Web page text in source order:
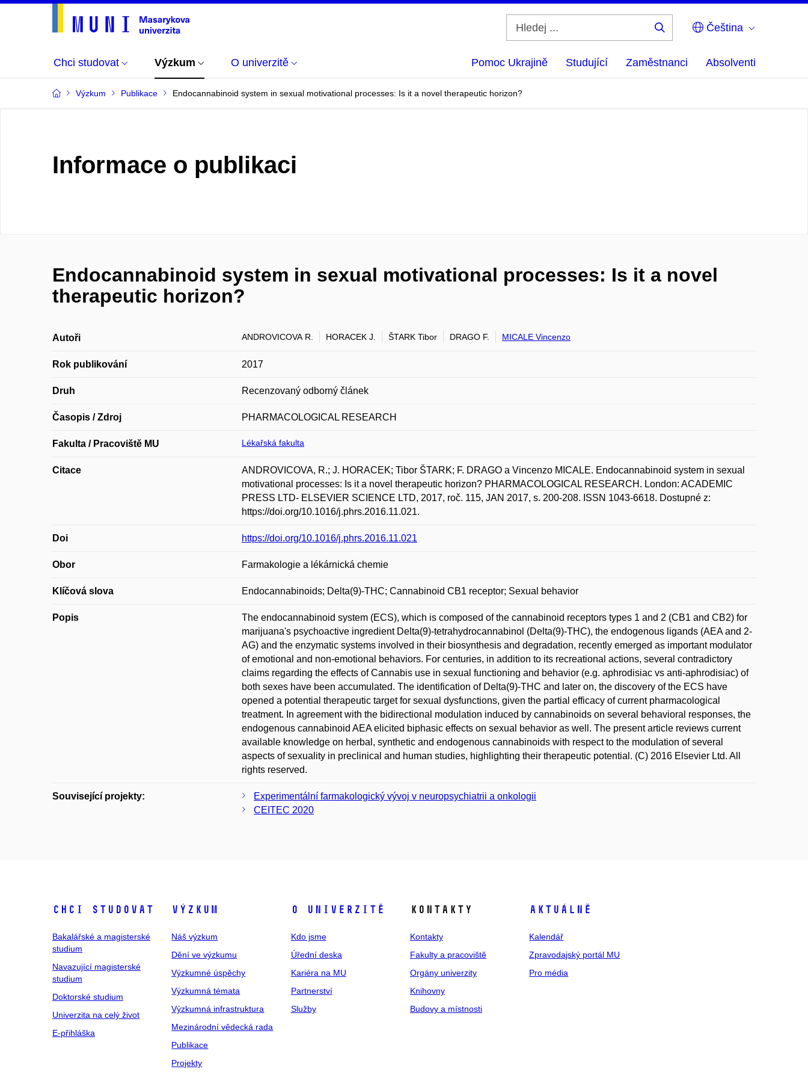
Čeština
Chci studovat Výzkum O univerzitě Pomoc Ukrajině Studující Zaměstnanci Absolventi
Výzkum Publikace Endocannabinoid system in sexual motivational processes: Is it a novel therapeutic horizon?
Informace o publikaci
Endocannabinoid system in sexual motivational processes: Is it a novel
therapeutic horizon?
Autoři ANDROVICOVA R. HORACEK J. ŠTARK Tibor DRAGO F. MICALE Vincenzo
Rok publikování 2017
Druh Recenzovaný odborný článek
Časopis / Zdroj PHARMACOLOGICAL RESEARCH
Fakulta / Pracoviště MU Lékařská fakulta
Citace
ANDROVICOVA, R.; J. HORACEK; Tibor ŠTARK; F. DRAGO a Vincenzo MICALE. Endocannabinoid system in sexual
motivational processes: Is it a novel therapeutic horizon? PHARMACOLOGICAL RESEARCH. London: ACADEMIC
PRESS LTD- ELSEVIER SCIENCE LTD, 2017, roč. 115, JAN 2017, s. 200-208. ISSN 1043-6618. Dostupné z:
https://doi.org/10.1016/j.phrs.2016.11.021.
Doi https://doi.org/10.1016/j.phrs.2016.11.021
Obor Farmakologie a lékárnická chemie
Klíčová slova Endocannabinoids; Delta(9)-THC; Cannabinoid CB1 receptor; Sexual behavior
Popis
The endocannabinoid system (ECS), which is composed of the cannabinoid receptors types 1 and 2 (CB1 and CB2) for
marijuana's psychoactive ingredient Delta(9)-tetrahydrocannabinol (Delta(9)-THC), the endogenous ligands (AEA and 2-
AG) and the enzymatic systems involved in their biosynthesis and degradation, recently emerged as important modulator
of emotional and non-emotional behaviors. For centuries, in addition to its recreational actions, several contradictory
claims regarding the effects of Cannabis use in sexual functioning and behavior (e.g. aphrodisiac vs anti-aphrodisiac) of
both sexes have been accumulated. The identification of Delta(9)-THC and later on, the discovery of the ECS have
opened a potential therapeutic target for sexual dysfunctions, given the partial efficacy of current pharmacological
treatment. In agreement with the bidirectional modulation induced by cannabinoids on several behavioral responses, the
endogenous cannabinoid AEA elicited biphasic effects on sexual behavior as well. The present article reviews current
available knowledge on herbal, synthetic and endogenous cannabinoids with respect to the modulation of several
aspects of sexuality in preclinical and human studies, highlighting their therapeutic potential. (C) 2016 Elsevier Ltd. All
rights reserved.
Související projekty:
Experimentální farmakologický vývoj v neuropsychiatrii a onkologii
CEITEC 2020
Chci studovat
Bakalářské a magisterské
studium
Navazující magisterské
studium
Doktorské studium
Univerzita na celý život
E-přihláška
Výzkum
Náš výzkum
Dění ve výzkumu
Výzkumné úspěchy
Výzkumná témata
Výzkumná infrastruktura
Mezinárodní vědecká rada
Publikace
Projekty
O univerzitě
Kdo jsme
Úřední deska
Kariéra na MU
Partnerství
Služby
Kontakty
Kontakty
Fakulty a pracoviště
Orgány univerzity
Knihovny
Budovy a místnosti
Aktuálně
Kalendář
Zpravodajský portál MU
Pro média